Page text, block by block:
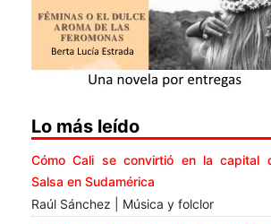
Lo más leído
Cómo Cali se convirtió en la capital
Salsa en Sudamérica
Raúl Sánchez | Música y folclor